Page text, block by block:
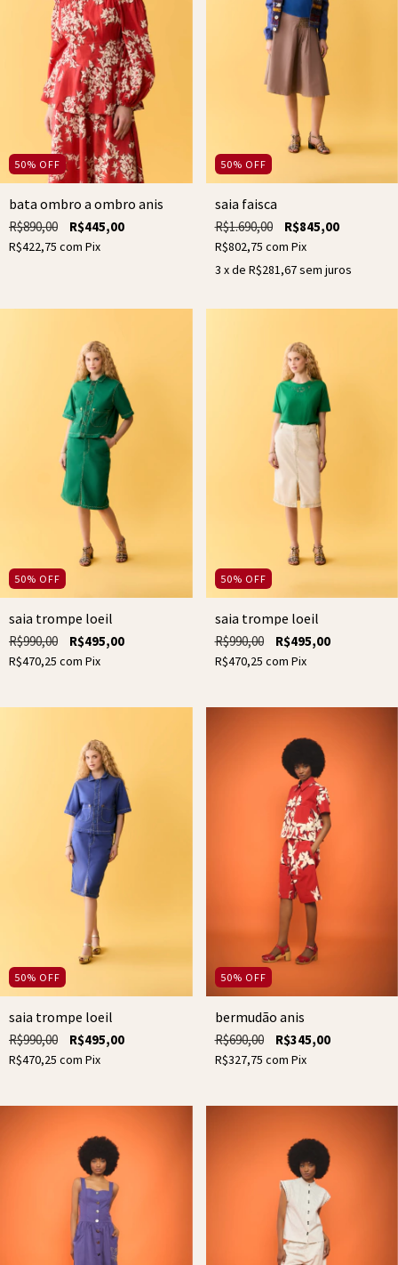
50% OFF
bata ombro a ombro anis
R$890,00 R$445,00
R$422,75 com Pix
50% OFF
saia faisca
R$1.690,00 R$845,00
R$802,75 com Pix
3 x de R$281,67sem juros
50% OFF
saia trompe loeil
R$990,00 R$495,00
R$470,25 com Pix
50% OFF
saia trompe loeil
R$990,00 R$495,00
R$470,25 com Pix
50% OFF
saia trompe loeil
R$990,00 R$495,00
R$470,25 com Pix
50% OFF
bermudão anis
R$690,00 R$345,00
R$327,75 com Pix